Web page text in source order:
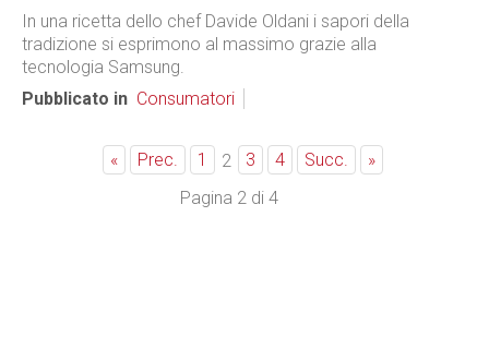
In una ricetta dello chef Davide Oldani i sapori della
tradizione si esprimono al massimo grazie alla
tecnologia Samsung.
Pubblicato in Consumatori
« Prec. 1 2 3 4 Succ.
»
Pagina 2 di 4